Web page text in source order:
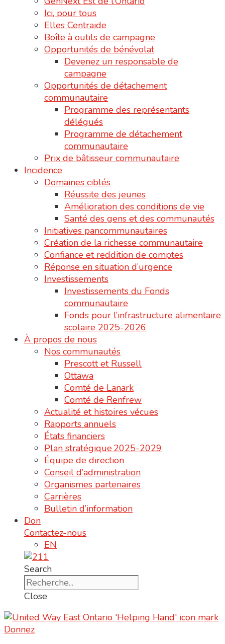
Ici, pour tous
Elles Centraide
Boîte à outils de campagne
Opportunités de bénévolat
Devenez un responsable de
campagne
Opportunités de détachement
communautaire
Programme des représentants
délégués
Programme de détachement
communautaire
Prix de bâtisseur communautaire
Incidence
Domaines ciblés
Réussite des jeunes
Amélioration des conditions de vie
Santé des gens et des communautés
Initiatives pancommunautaires
Création de la richesse communautaire
Confiance et reddition de comptes
Réponse en situation d’urgence
Investissements
Investissements du Fonds
communautaire
Fonds pour l’infrastructure alimentaire
scolaire 2025-2026
À propos de nous
Nos communautés
Prescott et Russell
Ottawa
Comté de Lanark
Comté de Renfrew
Actualité et histoires vécues
Rapports annuels
États financiers
Plan stratégique 2025-2029
Équipe de direction
Conseil d’administration
Organismes partenaires
Carrières
Bulletin d’information
Don
Contactez-nous
EN
Search
Close
Donnez